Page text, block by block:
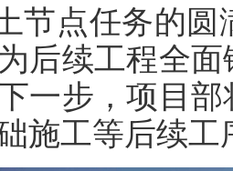
节点任务的
后续工程全
一步，项目
施工等后续工